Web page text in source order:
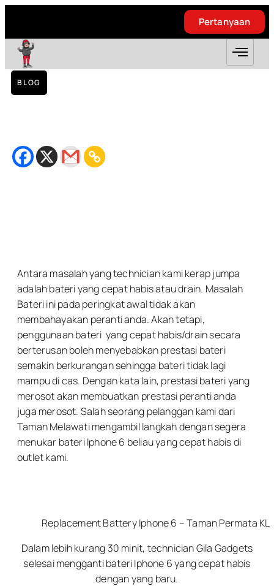
Pertanyaan
BLOG
Antara masalah yang technician kami kerap jumpa
adalah bateri yang cepat habis atau drain. Masalah
Bateri ini pada peringkat awal tidak akan
membahayakan peranti anda. Akan tetapi,
penggunaan bateri yang cepat habis/drain secara
berterusan boleh menyebabkan prestasi bateri
semakin berkurangan sehingga bateri tidak lagi
mampu di cas. Dengan kata lain, prestasi bateri yang
merosot akan membuatkan prestasi peranti anda
juga merosot. Salah seorang pelanggan kami dari
Taman Melawati mengambil langkah dengan segera
menukar bateri Iphone 6 beliau yang cepat habis di
outlet kami.
Replacement Battery Iphone 6 – Taman Permata KL
Dalam lebih kurang 30 minit, technician Gila Gadgets
selesai mengganti bateri Iphone 6 yang cepat habis
dengan yang baru.